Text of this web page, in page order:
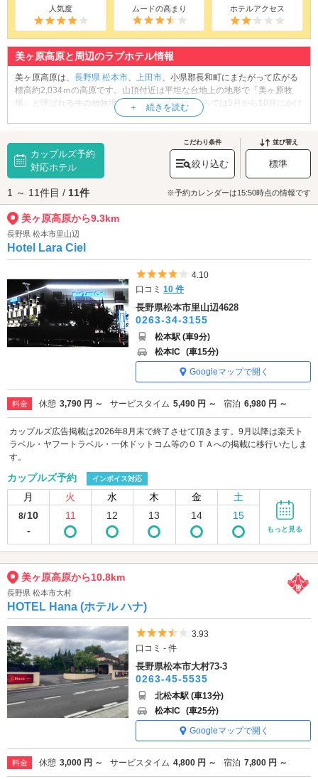
人気度 ムードの高まり ホテルアクセス
美ヶ原高原と周辺のラブホテル情報
美ヶ原高原は、 長野県 松本市、 上田市、小県郡長和町にまたがって広がる
標高約2,034ｍの高原です。山頂付近は平坦な台地上の地形で「美ヶ原牧
場」と呼ばれる牛の放牧地となっています。こちらでは5月から10月にかけ
て約300頭の牛が放牧されますよ。その他、現代彫刻を常設展示している
原」、高原のシンボル「美しの塔」など、数々の見どころがあります。晴
れた日は美ヶ原高原で、豊かな自然に触れてみませんか？
美ヶ原高原へは、
松本市郊外エリアのラブホテルからもアクセスが便利で
す。
カップルズ予約
対応ホテル
こだわり条件
絞り込む
並び替え
標準
1 ～ 11件目 / 11件 ※予約カレンダーは15:50時点の情報です
美ヶ原高原から9.3km
長野県 松本市里山辺
Hotel Lara Ciel
5つ星のうち4
4.10
口コミ10 件
長野県松本市里山辺4628
0263-34-3155
松本駅 (車9分)
松本IC (車15分)
Googleマップで開く
料金 休憩 3,790 円 ～ サービスタイム 5,490 円 ～ 宿泊 6,980 円 ～
カップルズ広告掲載は2026年8月末で終了させて頂きます。9月以降は楽天ト
ラベル・ヤフートラベル・一休ドットコム等のＯＴＡへの掲載に移行いたしま
す。
カップルズ予約 インボイス対応
月 火 水 木 金 土
8/ 10
-
11 12 13 14 15
もっと見る
美ヶ原高原から10.8km
長野県 松本市大村
HOTEL Hana (ホテル ハナ)
5つ星のうち3.5
3.93
口コミ - 件
長野県松本市大村73-3
0263-45-5535
北松本駅 (車13分)
松本IC (車25分)
Googleマップで開く
料金 休憩 3,000 円 ～ サービスタイム 4,800 円 ～ 宿泊 7,800 円 ～